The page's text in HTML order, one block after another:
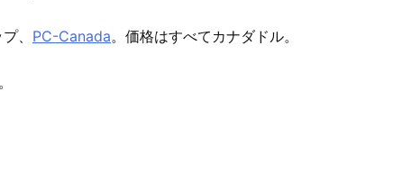
、 PC-Canada。価格はすべてカナダドル。